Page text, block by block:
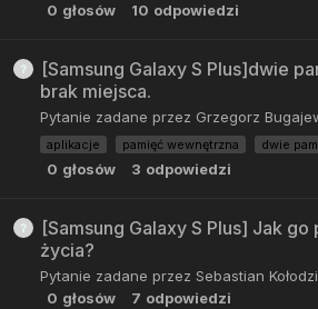
0 głosów 10 odpowiedzi
[Samsung Galaxy S Plus]dwie
brak miejsca.
Pytanie zadane przez Grzegorz
aplikacje pamięć wewnętrzna dwie
0 głosów 3 odpowiedzi
[Samsung Galaxy S Plus] Jak
życia?
Pytanie zadane przez Sebastian
0 głosów 7 odpowiedzi